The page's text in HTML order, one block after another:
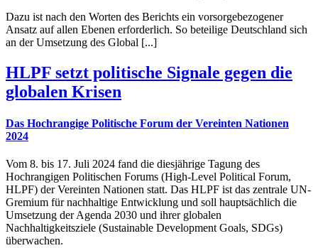
Dazu ist nach den Worten des Berichts ein vorsorgebezogener
Ansatz auf allen Ebenen erforderlich. So beteilige Deutschland sich
an der Umsetzung des Global [...]
HLPF setzt politische Signale gegen die
globalen Krisen
Das Hochrangige Politische Forum der Vereinten Nationen
2024
Vom 8. bis 17. Juli 2024 fand die diesjährige Tagung des
Hochrangigen Politischen Forums (High-Level Political Forum,
HLPF) der Vereinten Nationen statt. Das HLPF ist das zentrale UN-
Gremium für nachhaltige Entwicklung und soll hauptsächlich die
Umsetzung der Agenda 2030 und ihrer globalen
Nachhaltigkeitsziele (Sustainable Development Goals, SDGs)
überwachen.